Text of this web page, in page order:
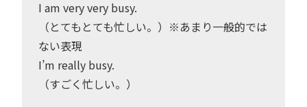
I am very very busy.
（とてもとても忙しい。）※あまり一般的では
ない表現
I’m really busy.
（すごく忙しい。）